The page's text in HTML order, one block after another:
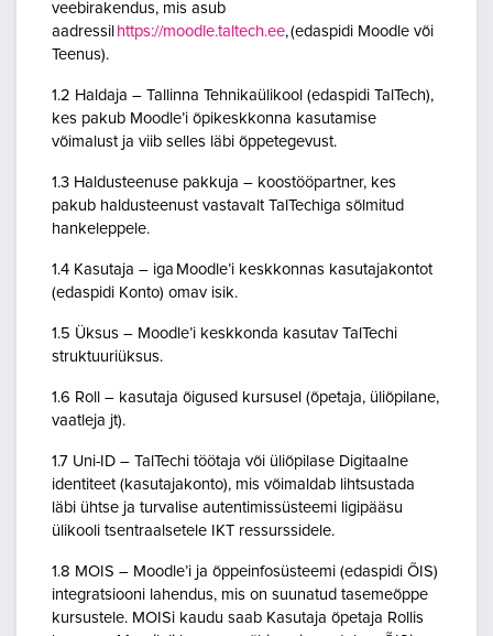
veebirakendus, mis asub
aadressil https://moodle.taltech.ee, (edaspidi Moodle või
Teenus).
1.2 Haldaja – Tallinna Tehnikaülikool (edaspidi TalTech),
kes pakub Moodle’i õpikeskkonna kasutamise
võimalust ja viib selles läbi õppetegevust.
1.3 Haldusteenuse pakkuja – koostööpartner, kes
pakub haldusteenust vastavalt TalTechiga sõlmitud
hankeleppele.
1.4 Kasutaja – iga Moodle’i keskkonnas kasutajakontot
(edaspidi Konto) omav isik.
1.5 Üksus – Moodle’i keskkonda kasutav TalTechi
struktuuriüksus.
1.6 Roll – kasutaja õigused kursusel (õpetaja, üliõpilane,
vaatleja jt).
1.7 Uni-ID – TalTechi töötaja või üliõpilase Digitaalne
identiteet (kasutajakonto), mis võimaldab lihtsustada
läbi ühtse ja turvalise autentimissüsteemi ligipääsu
ülikooli tsentraalsetele IKT ressurssidele.
1.8 MOIS – Moodle’i ja õppeinfosüsteemi (edaspidi ÕIS)
integratsiooni lahendus, mis on suunatud tasemeõppe
kursustele. MOISi kaudu saab Kasutaja õpetaja Rollis